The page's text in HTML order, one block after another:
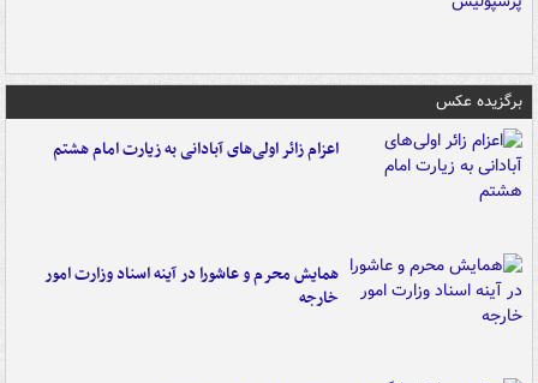
برگزیده عکس
اعزام زائر اولی‌های آبادانی به زیارت امام هشتم
همایش محرم و عاشورا در آینه اسناد وزارت امور
خارجه